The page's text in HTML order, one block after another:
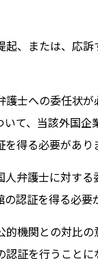
、または、応
士への委任状
て、当該外国
得る必要があり
弁護士に対す
認証を得る必要
機関との対比
証を行うことに